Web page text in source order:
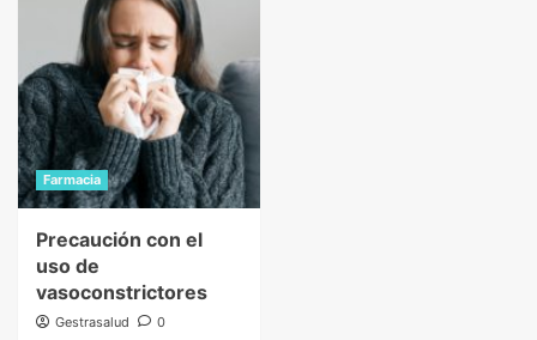
Farmacia
Precaución con el
uso de
vasoconstrictores
Gestrasalud 0